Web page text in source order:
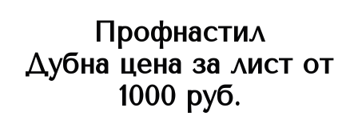
Профнастил
Дубна цена за лист от
1000 руб.